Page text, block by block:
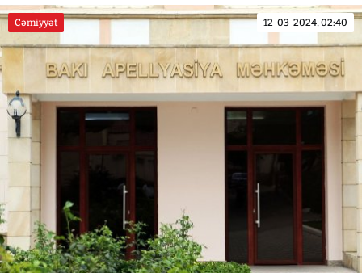
Cəmiyyət 12-03-2024, 02:40